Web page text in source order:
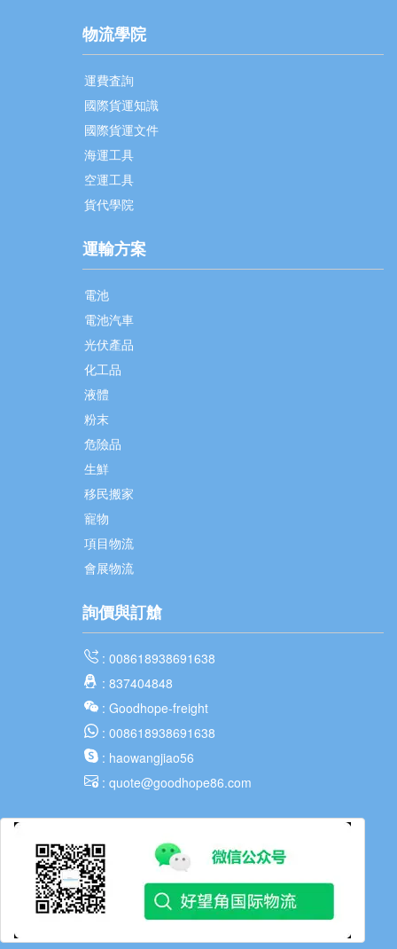
物流學院
運費査詢
國際貨運知識
國際貨運文件
海運工具
空運工具
貨代學院
運輸方案
電池
電池汽車
光伏產品
化工品
液體
粉末
危險品
生鮮
移民搬家
寵物
項目物流
會展物流
詢價與訂艙
: 008618938691638
: 837404848
: Goodhope-freight
: 008618938691638
: haowangjiao56
: quote@goodhope86.com